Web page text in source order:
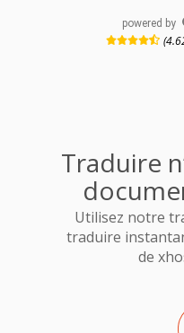
powered by
Traduire
Utilisez notre
traduire
de